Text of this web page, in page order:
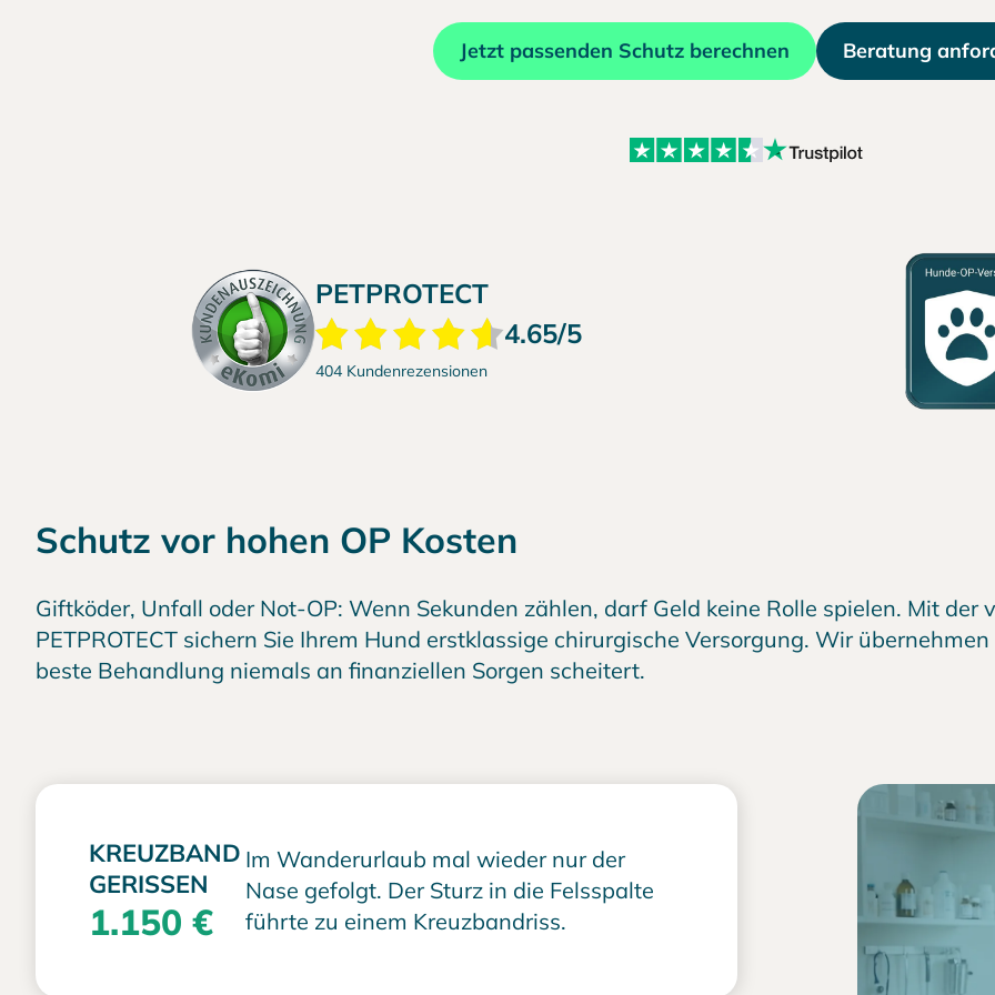
Jetzt passenden Schutz berechnen Beratung
PETPROTECT
4.65/5
404 Kundenrezensionen
Schutz vor hohen OP Kosten
Giftköder, Unfall oder Not-OP: Wenn Sekunden zählen, darf Geld keine Rolle spielen. Mit
PETPROTECT sichern Sie Ihrem Hund erstklassige chirurgische Versorgung. Wir
beste Behandlung niemals an finanziellen Sorgen scheitert.
KREUZBAND
GERISSEN
1.150 €
Im Wanderurlaub mal wieder nur der
Nase gefolgt. Der Sturz in die Felsspalte
führte zu einem Kreuzbandriss.